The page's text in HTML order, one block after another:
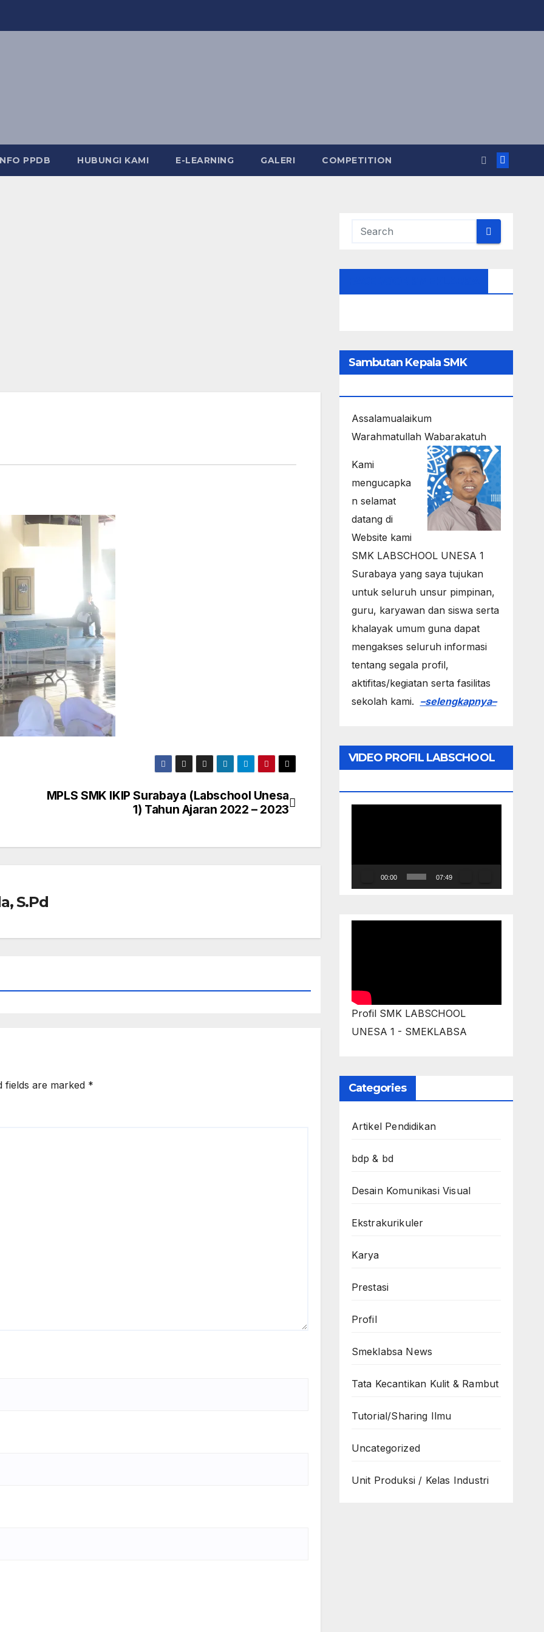
PPDB HUBUNGI KAMI E-LEARNING GALERI COMPETITION
MPLS SMK IKIP Surabaya (Labschool Unesa
1) Tahun Ajaran 2022 – 2023
S.Pd
fields are marked *
Sambutan Kepala SMK
Assalamualaikum
Warahmatullah Wabarakatuh
Kami
mengucapka
n selamat
datang di
Website kami
SMK LABSCHOOL UNESA 1
Surabaya yang saya tujukan
untuk seluruh unsur pimpinan,
guru, karyawan dan siswa serta
khalayak umum guna dapat
mengakses seluruh informasi
tentang segala profil,
aktifitas/kegiatan serta fasilitas
sekolah kami. –selengkapnya–
VIDEO PROFIL LABSCHOOL
00:00 07:49
Profil SMK LABSCHOOL
UNESA 1 - SMEKLABSA
Categories
Artikel Pendidikan
bdp & bd
Desain Komunikasi Visual
Ekstrakurikuler
Karya
Prestasi
Profil
Smeklabsa News
Tata Kecantikan Kulit & Rambut
Tutorial/Sharing Ilmu
Uncategorized
Unit Produksi / Kelas Industri